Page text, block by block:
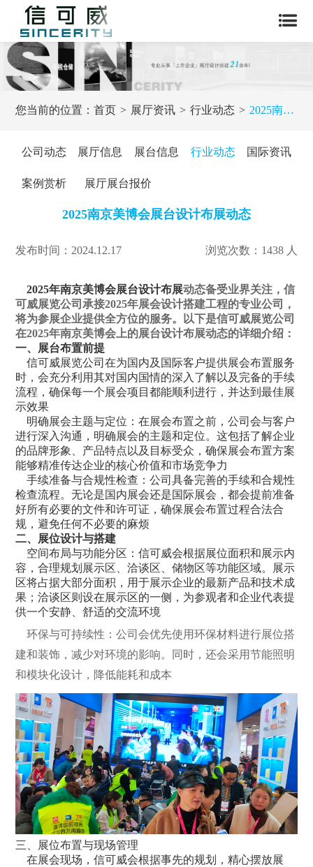
您当前的位置：首页 展厅资讯 行业动态 2025南京美博会展台设计布展动态
公司动态 展厅信息 展台信息 行业动态 国际资讯
案例赏析 展厅展台报价
2025南京美博会展台设计布展动态
发布时间：2024.12.17 浏览次数：1438 人
2025年南京美博会展台设计布展动态备受业界关注，信
可威展览公司承接2025年展会设计搭建工程的专业公司，
将为参展企业提供全方位的服务。以下是信可威展览公司
在2025年南京美博会上的展台设计布展动态的详细介绍：
一、展台布置前提
信可威展览公司在为国内及国际客户提供展会布置服务
时，会充分利用其对国内国情的深入了解以及完备的手续
流程，确保每一个展会项目都能顺利进行，并达到最佳展
示效果
明确展会主题与定位：在展会布置之前，公司会与客户
进行深入沟通，明确展会的主题和定位。这包括了解企业
的品牌形象、产品特点以及目标受众，确保展会布置方案
能够精准传达企业的核心价值和市场竞争力
手续准备与合规性检查：公司具备完善的手续和合规性
检查流程。无论是国内展会还是国际展会，都会提前准备
好所有必要的文件和许可证，确保展会布置过程合法合
规，避免任何不必要的麻烦
二、展位设计与搭建
空间布局与功能分区：信可威会根据展位面积和展示内
容，合理规划展示区、洽谈区、储物区等功能区域。展示
区将占据大部分面积，用于展示企业的最新产品和技术成
果；洽谈区则设在展示区的一侧，为参观者和企业代表提
供一个安静、舒适的交流环境
环保与可持续性：公司会优先使用环保材料进行展位搭
建和装饰，减少对环境的影响。同时，还会采用节能照明
和模块化设计，降低能耗和成本
三、展位布置与现场管理
在展会现场，信可威会根据事先的规划，精心摆放展